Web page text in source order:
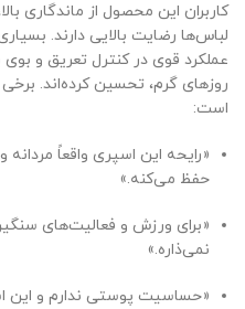
کاربران این محصول از ماندگاری
لباس‌ها رضایت بالایی دارند.
عملکرد قوی در کنترل تعریق و
روزهای گرم، تحسین کرده‌اند. برخی
است:
«رایحه این اسپری واقعاً
حفظ می‌کنه.»
«برای ورزش و فعالیت‌های
نمی‌ذاره.»
«حساسیت پوستی ندارم و این